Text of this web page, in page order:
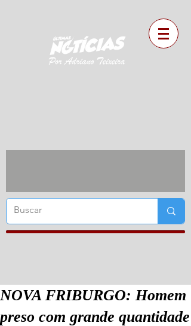
NOVA FRIBURGO: Homem
preso com grande quantidade